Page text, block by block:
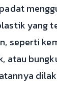
yang
seperti
atau